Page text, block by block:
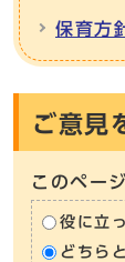
保育方
ご意見
このペー
役に立
どちら